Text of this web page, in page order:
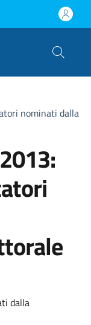
nominati dalla
dalla